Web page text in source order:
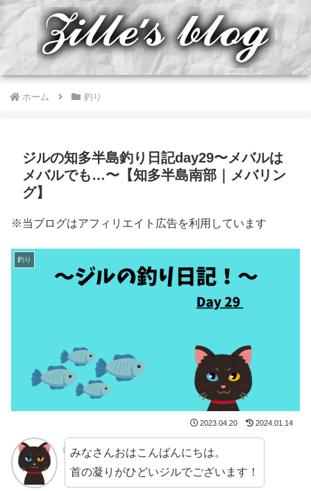
ホーム 釣り
ジルの知多半島釣り日記day29〜メバルは
メバルでも…〜【知多半島南部｜メバリン
グ】
※当ブログはアフィリエイト広告を利用しています
釣り
2023.04.20 2024.01.14
みなさんおはこんばんにちは。
首の凝りがひどいジルでございます！